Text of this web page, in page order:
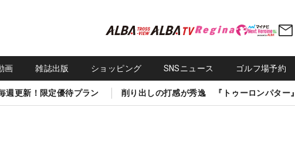
画 雑誌出版 ショッピング SNSニュース ゴルフ場予約
週更新！限定優待プラン 削り出しの打感が秀逸 『トゥーロンパター』